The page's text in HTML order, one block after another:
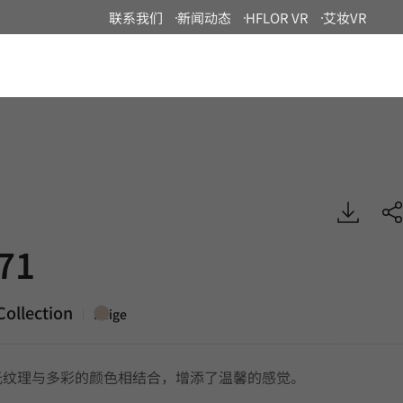
联系我们 新闻动态 HFLOR VR 艾妆VR
Beige
理与多彩的颜色相结合，增添了温馨的感觉。